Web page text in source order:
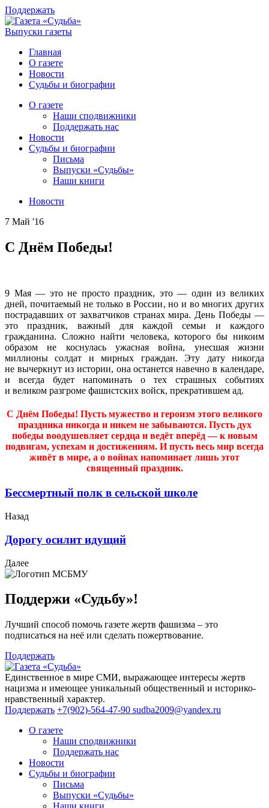
Поддержать
Выпуски газеты
Главная
О газете
Новости
Судьбы и биографии
О газете
Наши сподвижники
Поддержать нас
Новости
Судьбы и биографии
Письма
Выпуски «Судьбы»
Наши книги
Новости
7 Май '16
С Днём Победы!
9 Мая — это не просто праздник, это — один из великих
дней, почитаемый не только в России, но и во многих других
пострадавших от захватчиков странах мира. День Победы —
это праздник, важный для каждой семьи и каждого
гражданина. Сложно найти человека, которого бы никоим
образом не коснулась ужасная война, унесшая жизни
миллионы солдат и мирных граждан. Эту дату никогда
не вычеркнут из истории, она останется навечно в календаре,
и всегда будет напоминать о тех страшных событиях
и великом разгроме фашистских войск, прекратившем ад.
С Днём Победы! Пусть мужество и героизм этого великого
праздника никогда и никем не забываются. Пусть дух
победы воодушевляет сердца и ведёт вперёд — к новым
подвигам, успехам и достижениям. И пусть весь мир всегда
живёт в мире, а о войнах напоминает лишь этот
священный праздник.
Бессмертный полк в сельской школе
Назад
Дорогу осилит идущий
Далее
Поддержи «Судьбу»!
Лучший способ помочь газете жертв фашизма – это
подписаться на неё или сделать пожертвование.
Поддержать
Единственное в мире СМИ, выражающее интересы жертв
нацизма и имеющее уникальный общественный и историко-
нравственный характер.
Поддержать +7(902)-564-47-90 sudba2009@yandex.ru
О газете
Наши сподвижники
Поддержать нас
Новости
Судьбы и биографии
Письма
Выпуски «Судьбы»